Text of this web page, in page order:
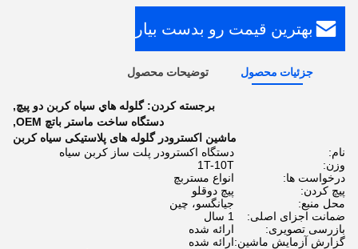
بهترین قیمت رو بدست بیار
جزئیات محصول توضیحات محصول
برجسته کردن:گلوله هاي سياه کربن دو پیچ,
دستگاه ساخت ماستر باتچ OEM
,
ماشین اکسترودر گلوله های پلاستیکی سیاه کربن
نام:
دستگاه اکسترودر پلت ساز کربن سیاه
وزن:
1T-10T
درخواست ها:
انواع مستربچ
پیچ کردن:
پیچ دوقلو
محل منبع:
جیانگسو، چین
ضمانت اجزای اصلی:
1 سال
بازرسی تصویری:
ارائه شده
گزارش آزمایش ماشین:ارائه شده